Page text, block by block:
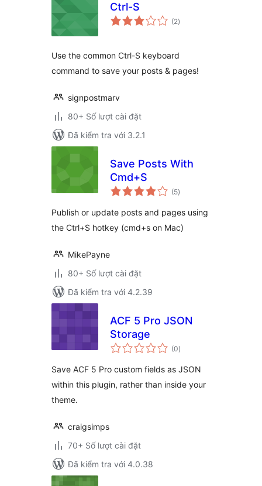
Ctrl-S
(2tổng
đánh
)
Use the common Ctrl-S keyboard
command to save your posts & pages!
signpostmarv
80+ Số lượt cài đặt
Đã kiểm tra với 3.2.1
Save Posts With
Cmd+S
(5tổng
đánh
)
Publish or update posts and pages using
the Ctrl+S hotkey (cmd+s on Mac)
MikePayne
80+ Số lượt cài đặt
Đã kiểm tra với 4.2.39
ACF 5 Pro JSON
Storage
(0tổng
đánh
)
Save ACF 5 Pro custom fields as JSON
within this plugin, rather than inside your
theme.
craigsimps
70+ Số lượt cài đặt
Đã kiểm tra với 4.0.38